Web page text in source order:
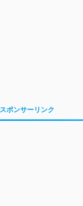
スポンサーリンク